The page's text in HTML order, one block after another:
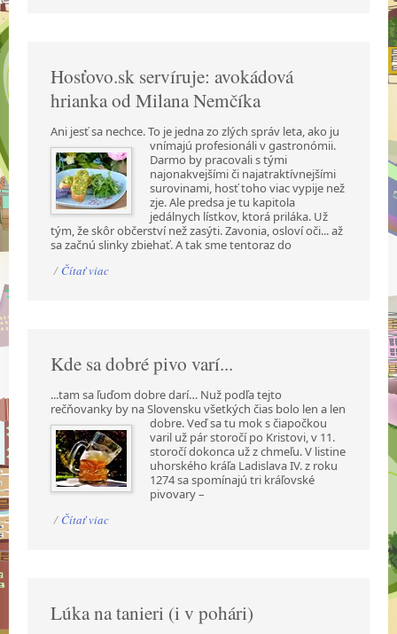
Hosťovo.sk servíruje: avokádová
hrianka od Milana Nemčíka
Ani jesť sa nechce. To je jedna zo zlých správ leta, ako ju
vnímajú profesionáli v gastronómii.
Darmo by pracovali s tými
najonakvejšími či najatraktívnejšími
surovinami, hosť toho viac vypije než
zje. Ale predsa je tu kapitola
jedálnych lístkov, ktorá priláka. Už
tým, že skôr občerství než zasýti. Zavonia, osloví oči... až
sa začnú slinky zbiehať. A tak sme tentoraz do
/ Čítať viac
Kde sa dobré pivo varí...
...tam sa ľuďom dobre darí… Nuž podľa tejto
rečňovanky by na Slovensku všetkých čias bolo len a len
dobre. Veď sa tu mok s čiapočkou
varil už pár storočí po Kristovi, v 11.
storočí dokonca už z chmeľu. V listine
uhorského kráľa Ladislava IV. z roku
1274 sa spomínajú tri kráľovské
pivovary –
/ Čítať viac
Lúka na tanieri (i v pohári)